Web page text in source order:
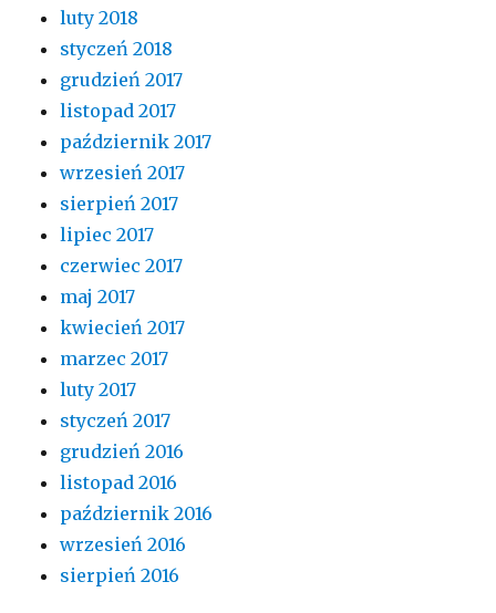
luty 2018
styczeń 2018
grudzień 2017
listopad 2017
październik 2017
wrzesień 2017
sierpień 2017
lipiec 2017
czerwiec 2017
maj 2017
kwiecień 2017
marzec 2017
luty 2017
styczeń 2017
grudzień 2016
listopad 2016
październik 2016
wrzesień 2016
sierpień 2016